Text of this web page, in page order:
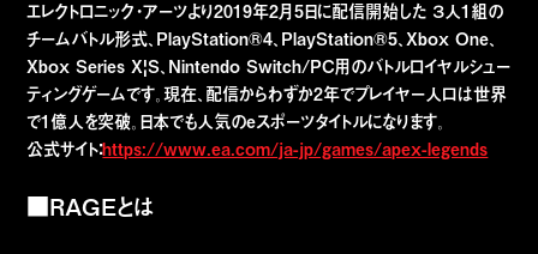
エレクトロニック・アーツより2019年2月5日に配信開始した ３人1組の
チームバトル形式、PlayStation®4、PlayStation®5、Xbox One、
Xbox Series X|S、Nintendo Switch/PC用のバトルロイヤルシュー
ティングゲームです。現在、配信からわずか2年でプレイヤー人口は世界
で1億人を突破。日本でも人気のeスポーツタイトルになります。
公式サイト：https://www.ea.com/ja-jp/games/apex-legends
■RAGEとは